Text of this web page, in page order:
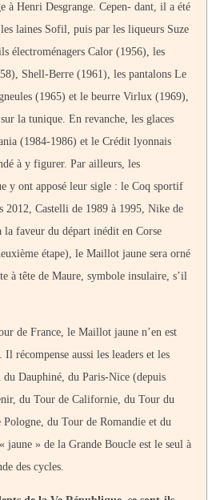
à Henri Desgrange. Cepen- dant, il a été
laines Sofil, puis par les liqueurs Suze
électroménagers Calor (1956), les
Shell-Berre (1961), les pantalons Le
(1965) et le beurre Virlux (1969),
la tunique. En revanche, les glaces
(1984-1986) et le Crédit lyonnais
à y figurer. Par ailleurs, les
y ont apposé leur sigle : le Coq sportif
2012, Castelli de 1989 à 1995, Nike de
la faveur du départ inédit en Corse
étape), le Maillot jaune sera orné
à tête de Maure, symbole insulaire, s’il
de France, le Maillot jaune n’en est
Il récompense aussi les leaders et les
Dauphiné, du Paris-Nice (depuis
du Tour de Californie, du Tour du
Pologne, du Tour de Romandie et du
jaune » de la Grande Boucle est le seul à
des cycles.